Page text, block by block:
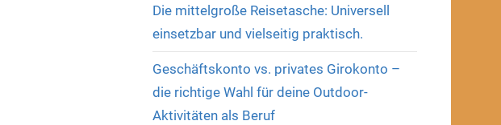
Die mittelgroße Reisetasche: Universell
einsetzbar und vielseitig praktisch.
Geschäftskonto vs. privates Girokonto –
die richtige Wahl für deine Outdoor-
Aktivitäten als Beruf